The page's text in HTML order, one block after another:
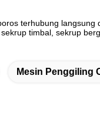
terhubung
timbal, sekrup
Mesin Penggiling